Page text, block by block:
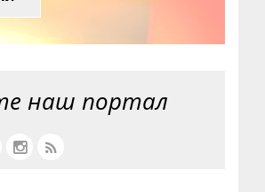
наш портал